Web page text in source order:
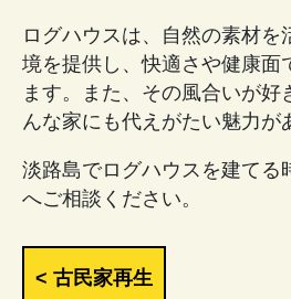
ログハウスは、自然の素材を
境を提供し、快適さや健康面
ます。また、その風合いが好
んな家にも代えがたい魅力が
淡路島でログハウスを建てる
へご相談ください。
< 古民家再生